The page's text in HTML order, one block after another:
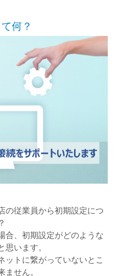
何？
の従業員から初期設定につ
合、初期設定がどのような
います。
ットに繋がっていないとこ
せん。